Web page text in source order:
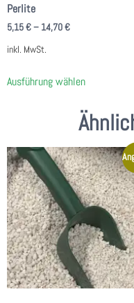
Perlite
5,15€– 14,70€
inkl. MwSt.
Ausführung wählen